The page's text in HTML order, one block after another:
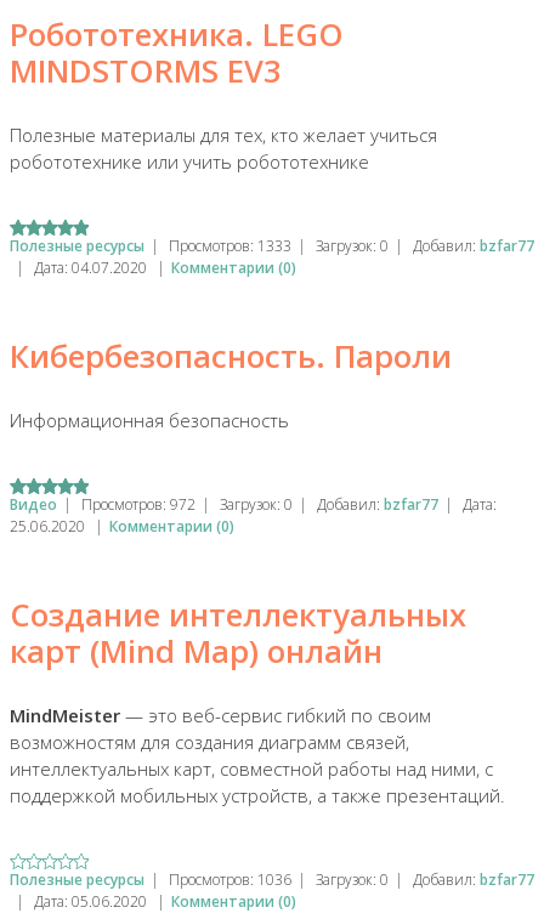
Робототехника. LEGO
MINDSTORMS EV3
Полезные материалы для тех, кто желает учиться
робототехнике или учить робототехнике
Полезные ресурсы | Просмотров: 1333 | Загрузок: 0 | Добавил: bzfar77
|
Дата: 04.07.2020 | Комментарии (0)
Кибербезопасность. Пароли
Информационная безопасность
Видео | Просмотров: 972 | Загрузок: 0 | Добавил: bzfar77 |
Дата:
25.06.2020
| Комментарии (0)
Создание интеллектуальных
карт (Mind Map) онлайн
MindMeister — это веб-сервис гибкий по своим
возможностям для создания диаграмм связей,
интеллектуальных карт, совместной работы над ними, с
поддержкой мобильных устройств, а также презентаций.
Полезные ресурсы | Просмотров: 1036 | Загрузок: 0 | Добавил: bzfar77
|
Дата: 05.06.2020 | Комментарии (0)